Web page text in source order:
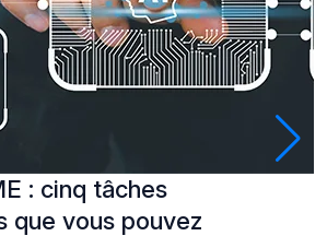
: cinq tâches
que vous pouvez